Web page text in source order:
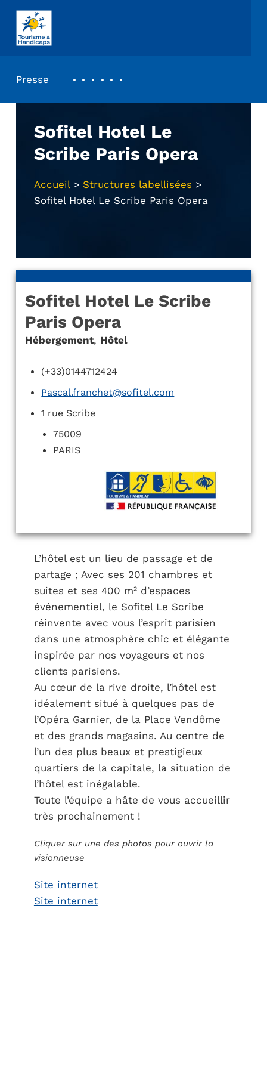
ASSOCIATION TOURISME ET HANDICAPS
Presse
Sofitel Hotel Le
Scribe Paris Opera
Accueil> Structures labellisées >
Sofitel Hotel Le Scribe Paris Opera
Sofitel Hotel Le Scribe
Paris Opera
Hébergement, Hôtel
(+33)0144712424
Pascal.franchet@sofitel.com
1 rue Scribe
75009
PARIS
L’hôtel est un lieu de passage et de
partage ; Avec ses 201 chambres et
suites et ses 400 m² d’espaces
événementiel, le Sofitel Le Scribe
réinvente avec vous l’esprit parisien
dans une atmosphère chic et élégante
inspirée par nos voyageurs et nos
clients parisiens.
Au cœur de la rive droite, l’hôtel est
idéalement situé à quelques pas de
l’Opéra Garnier, de la Place Vendôme
et des grands magasins. Au centre de
l’un des plus beaux et prestigieux
quartiers de la capitale, la situation de
l’hôtel est inégalable.
Toute l’équipe a hâte de vous accueillir
très prochainement !
Cliquer sur une des photos pour ouvrir la
visionneuse
Site internet
Site internet